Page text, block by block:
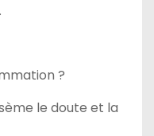
?
le doute et la